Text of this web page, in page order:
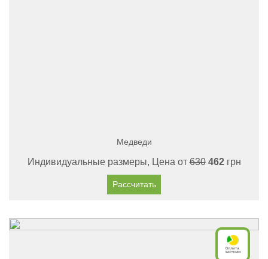
Медведи
Индивидуальные размеры, Цена от630 462грн
Рассчитать